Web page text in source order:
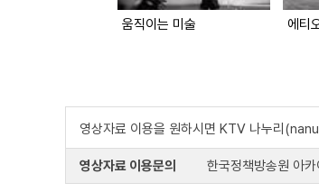
움직이는 미술
영상자료 이용을 원하시면 KTV 나누리
영상자료 이용문의 한국정책방송원 아